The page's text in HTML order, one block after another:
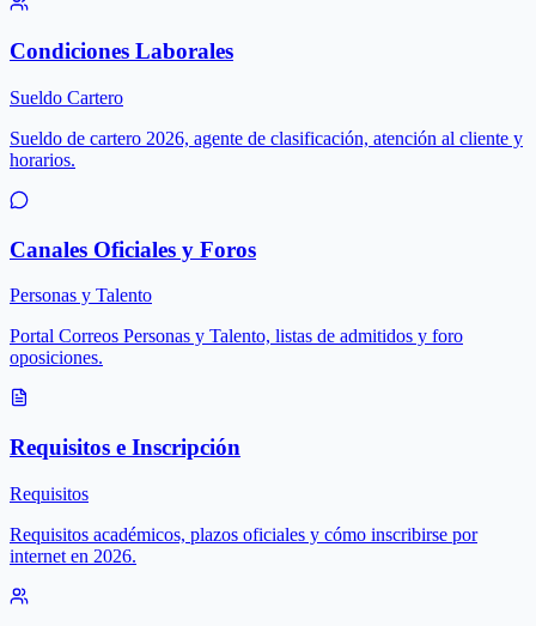
Condiciones Laborales
Sueldo Cartero
Sueldo de cartero 2026, agente de clasificación, atención al cliente y
horarios.
Canales Oficiales y Foros
Personas y Talento
Portal Correos Personas y Talento, listas de admitidos y foro
oposiciones.
Requisitos e Inscripción
Requisitos
Requisitos académicos, plazos oficiales y cómo inscribirse por
internet en 2026.